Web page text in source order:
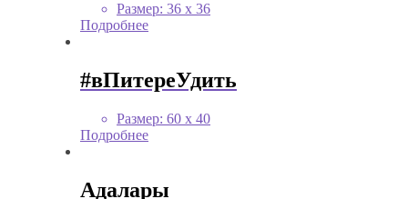
Размер: 36 х 36
Подробнее
#вПитереУдить
Размер: 60 x 40
Подробнее
Адалары